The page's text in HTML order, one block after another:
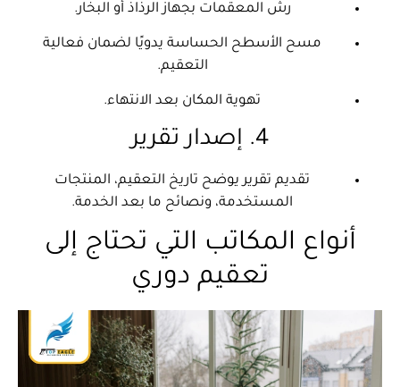
رش المعقمات بجهاز الرذاذ أو البخار.
مسح الأسطح الحساسة يدويًا لضمان فعالية
التعقيم.
تهوية المكان بعد الانتهاء.
4. إصدار تقرير
تقديم تقرير يوضح تاريخ التعقيم، المنتجات
المستخدمة، ونصائح ما بعد الخدمة.
أنواع المكاتب التي تحتاج إلى
تعقيم دوري